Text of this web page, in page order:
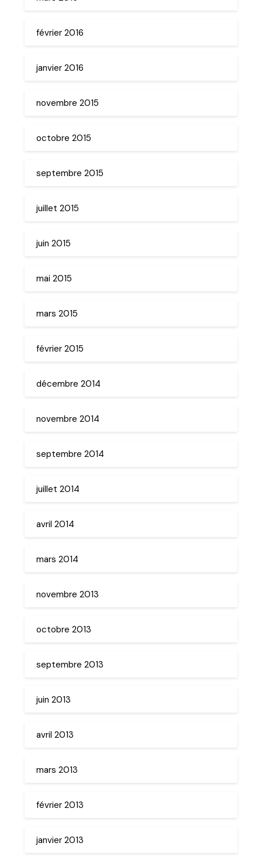
février 2016
janvier 2016
novembre 2015
octobre 2015
septembre 2015
juillet 2015
juin 2015
mai 2015
mars 2015
février 2015
décembre 2014
novembre 2014
septembre 2014
juillet 2014
avril 2014
mars 2014
novembre 2013
octobre 2013
septembre 2013
juin 2013
avril 2013
mars 2013
février 2013
janvier 2013